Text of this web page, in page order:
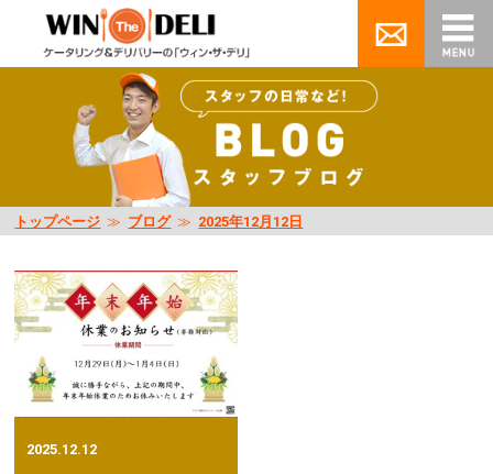
トップページ ≫ ブログ≫ 2025年12月12日
2025.12.12